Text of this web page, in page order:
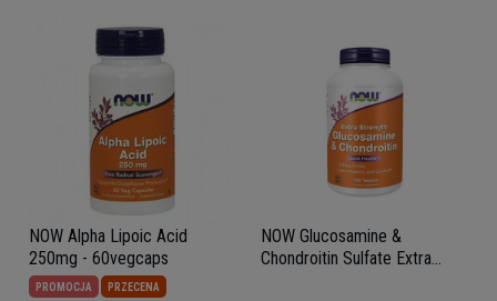
NOW Alpha Lipoic Acid
250mg - 60vegcaps
PROMOCJA PRZECENA
NOW Glucosamine &
Chondroitin Sulfate Extra